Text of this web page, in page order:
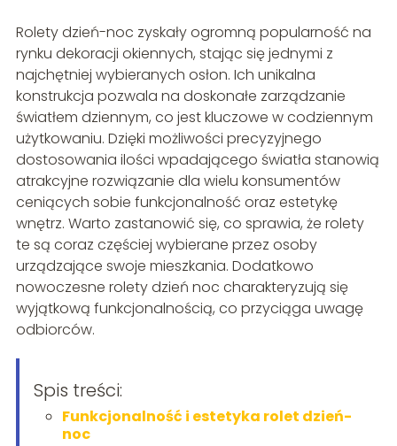
Rolety dzień-noc zyskały ogromną popularność na
rynku dekoracji okiennych, stając się jednymi z
najchętniej wybieranych osłon. Ich unikalna
konstrukcja pozwala na doskonałe zarządzanie
światłem dziennym, co jest kluczowe w codziennym
użytkowaniu. Dzięki możliwości precyzyjnego
dostosowania ilości wpadającego światła stanowią
atrakcyjne rozwiązanie dla wielu konsumentów
ceniących sobie funkcjonalność oraz estetykę
wnętrz. Warto zastanowić się, co sprawia, że rolety
te są coraz częściej wybierane przez osoby
urządzające swoje mieszkania. Dodatkowo
nowoczesne rolety dzień noc charakteryzują się
wyjątkową funkcjonalnością, co przyciąga uwagę
odbiorców.
Spis treści:
Funkcjonalność i estetyka rolet dzień-
noc